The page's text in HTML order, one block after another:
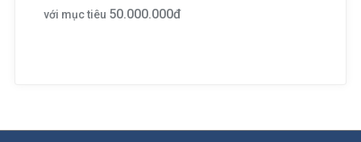
với mục tiêu 50.000.000đ